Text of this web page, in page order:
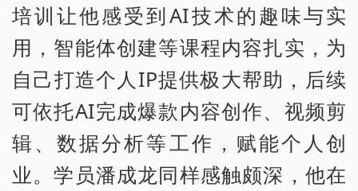
培训让他感受到AI技术的趣味与实
用，智能体创建等课程内容扎实，为
自己打造个人IP提供极大帮助，后续
可依托AI完成爆款内容创作、视频剪
辑、数据分析等工作，赋能个人创
业。学员潘成龙同样感触颇深，他在